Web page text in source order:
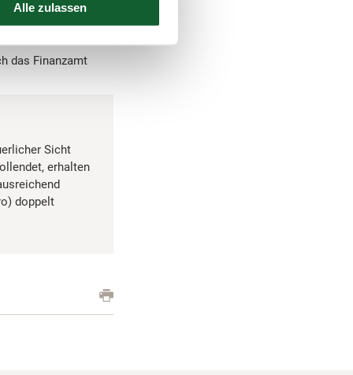
Alle zulassen
ist die Abgabe
das Finanzamt
Sicht
erhalten
doppelt